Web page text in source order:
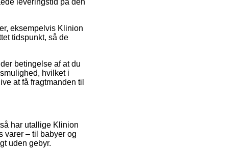
leveringstid på den
eksempelvis Klinion
tidspunkt, så de
betingelse af at du
hvilket i
at få fragtmanden til
har utallige Klinion
varer – til babyer og
uden gebyr.